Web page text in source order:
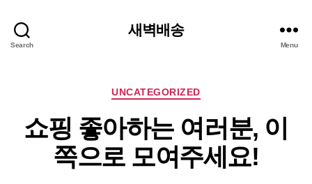
Search
새벽배송
Menu
Categories
UNCATEGORIZED
쇼핑 좋아하는 여러분, 이
쪽으로 모여주세요!